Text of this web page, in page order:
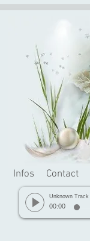
Infos Contact
Unknown Track
00:00